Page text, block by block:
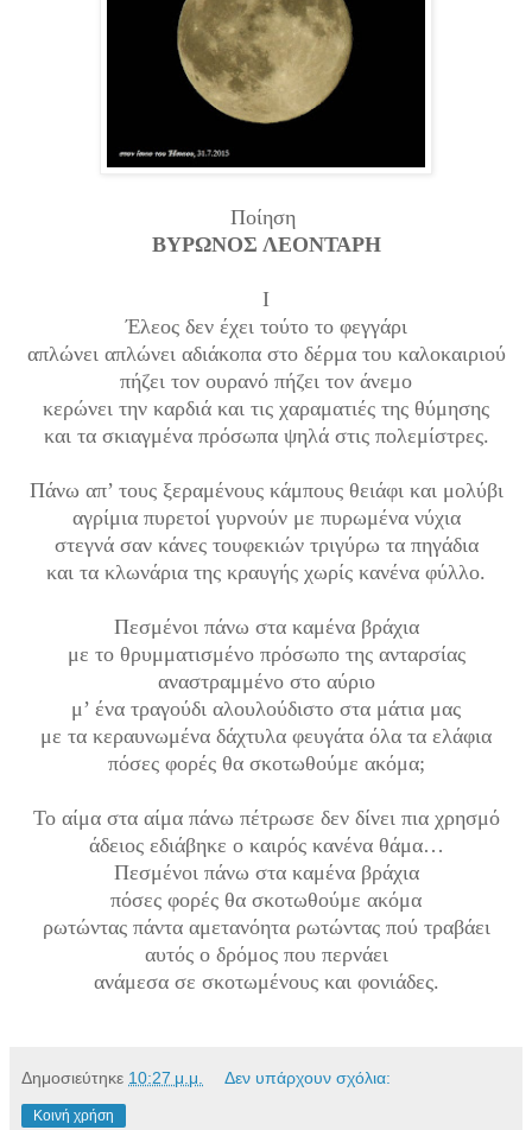
Ποίηση
ΒΥΡΩΝΟΣ ΛΕΟΝΤΑΡΗ
Ι
Έλεος δεν έχει τούτο το φεγγάρι
απλώνει απλώνει αδιάκοπα στο δέρμα του καλοκαιριού
πήζει τον ουρανό πήζει τον άνεμο
κερώνει την καρδιά και τις χαραματιές της θύμησης
και τα σκιαγμένα πρόσωπα ψηλά στις πολεμίστρες.
Πάνω απ’ τους ξεραμένους κάμπους θειάφι και μολύβι
αγρίμια πυρετοί γυρνούν με πυρωμένα νύχια
στεγνά σαν κάνες τουφεκιών τριγύρω τα πηγάδια
και τα κλωνάρια της κραυγής χωρίς κανένα φύλλο.
Πεσμένοι πάνω στα καμένα βράχια
με το θρυμματισμένο πρόσωπο της ανταρσίας
αναστραμμένο στο αύριο
μ’ ένα τραγούδι αλουλούδιστο στα μάτια μας
με τα κεραυνωμένα δάχτυλα φευγάτα όλα τα ελάφια
πόσες φορές θα σκοτωθούμε ακόμα;
Το αίμα στα αίμα πάνω πέτρωσε δεν δίνει πια χρησμό
άδειος εδιάβηκε ο καιρός κανένα θάμα…
Πεσμένοι πάνω στα καμένα βράχια
πόσες φορές θα σκοτωθούμε ακόμα
ρωτώντας πάντα αμετανόητα ρωτώντας πού τραβάει
αυτός ο δρόμος που περνάει
ανάμεσα σε σκοτωμένους και φονιάδες.
Δημοσιεύτηκε 10:27 μ.μ. Δεν υπάρχουν σχόλια:
Κοινή χρήση